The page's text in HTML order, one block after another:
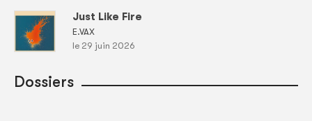
Just Like Fire
E.VAX
le 29 juin 2026
Dossiers